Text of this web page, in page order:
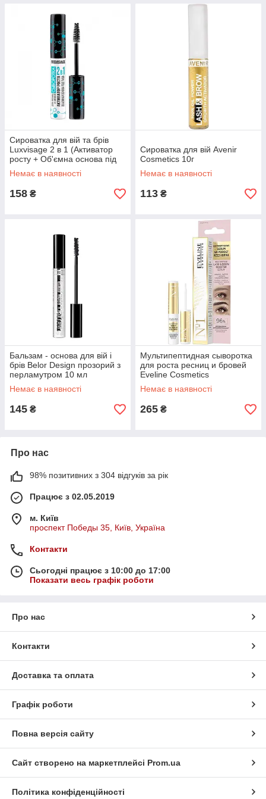
Сироватка для вій та брів
Luxvisage 2 в 1 (Активатор
росту + Об'ємна основа під
туш), 5 г
Немає в наявності
158 ₴
Сироватка для вій Avenir
Cosmetics 10г
Немає в наявності
113 ₴
Бальзам - основа для вій і
брів Belor Design прозорий з
перламутром 10 мл
Немає в наявності
145 ₴
Мультипептидная сыворотка
для роста ресниц и бровей
Eveline Cosmetics
Multipeptide Lash & Brow
Booster Serum
Немає в наявності
265 ₴
Про нас
98% позитивних з 304 відгуків за рік
Працює з 02.05.2019
м. Київ
проспект Победы 35, Київ, Україна
Контакти
Сьогодні працює з 10:00 до 17:00
Показати весь графік роботи
Про нас
Контакти
Доставка та оплата
Графік роботи
Повна версія сайту
Сайт створено на маркетплейсі Prom.ua
Політика конфіденційності